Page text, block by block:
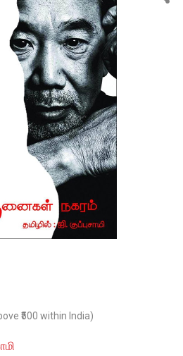
₹500 within India)